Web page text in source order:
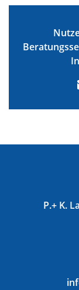
P.+ K.